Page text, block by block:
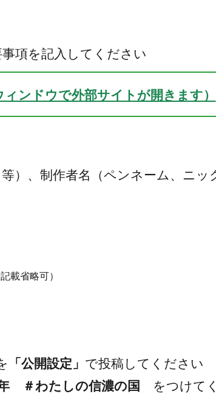
項を記入してください
ンドウで外部サイトが開きます）
）、制作者名（ペンネーム、ニッ
載省略可）
「公開設定」 で投稿してください
＃わたしの信濃の国
をつけて